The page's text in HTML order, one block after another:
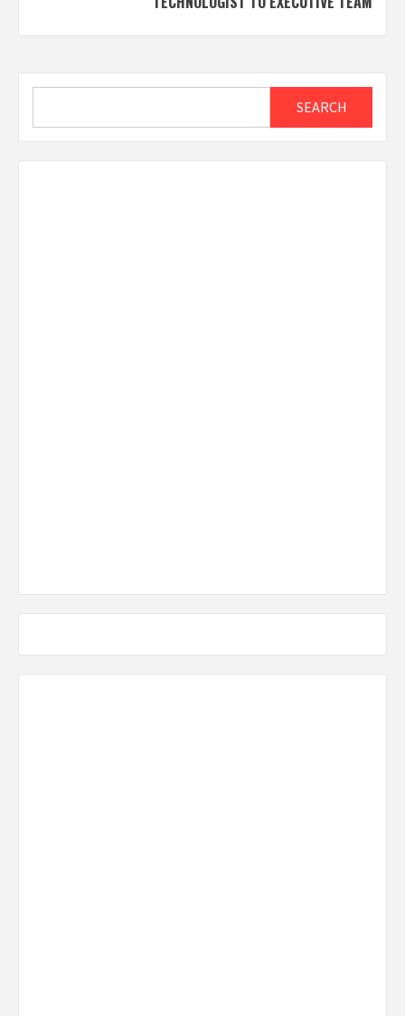
SEARCH